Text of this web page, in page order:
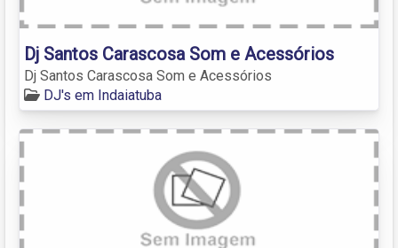
Dj Santos Carascosa Som e Acessórios
Dj Santos Carascosa Som e Acessórios
DJ's em Indaiatuba